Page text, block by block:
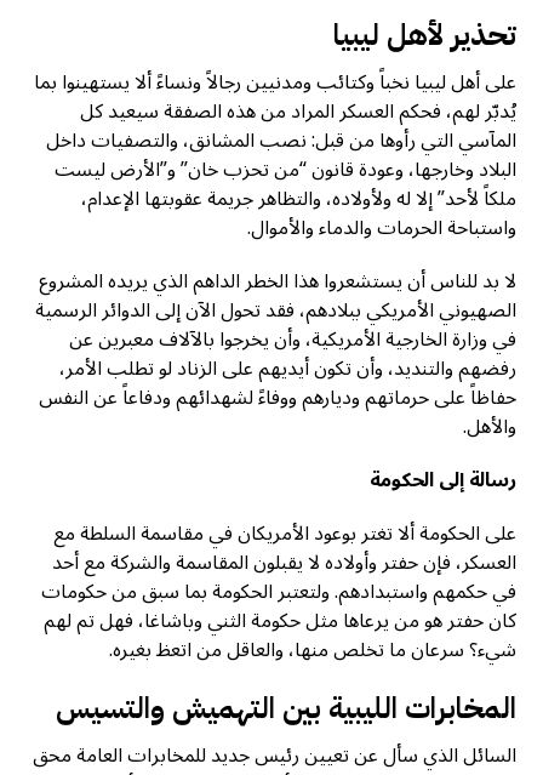
تحذير لأهل ليبيا
على أهل ليبيا نخباً وكتائب ومدنيين رجالاً ونساءً ألا يستهينوا بما
يُدبّر لهم، فحكم العسكر المراد من هذه الصفقة سيعيد كل
المآسي التي رأوها من قبل: نصب المشانق، والتصفيات داخل
البلاد وخارجها، وعودة قانون “من تحزب خان” و”الأرض ليست
ملكاً لأحد” إلا له ولأولاده، والتظاهر جريمة عقوبتها الإعدام،
واستباحة الحرمات والدماء والأموال.
لا بد للناس أن يستشعروا هذا الخطر الداهم الذي يريده المشروع
الصهيوني الأمريكي ببلادهم، فقد تحول الآن إلى الدوائر الرسمية
في وزارة الخارجية الأمريكية، وأن يخرجوا بالآلاف معبرين عن
رفضهم والتنديد، وأن تكون أيديهم على الزناد لو تطلب الأمر،
حفاظاً على حرماتهم وديارهم ووفاءً لشهدائهم ودفاعاً عن النفس
والأهل.
رسالة إلى الحكومة
على الحكومة ألا تغتر بوعود الأمريكان في مقاسمة السلطة مع
العسكر، فإن حفتر وأولاده لا يقبلون المقاسمة والشركة مع أحد
في حكمهم واستبدادهم. ولتعتبر الحكومة بما سبق من حكومات
كان حفتر هو من يرعاها مثل حكومة الثني وباشاغا، فهل تم لهم
شيء؟ سرعان ما تخلص منها، والعاقل من اتعظ بغيره.
المخابرات الليبية بين التهميش والتسيس
السائل الذي سأل عن تعيين رئيس جديد للمخابرات العامة محق